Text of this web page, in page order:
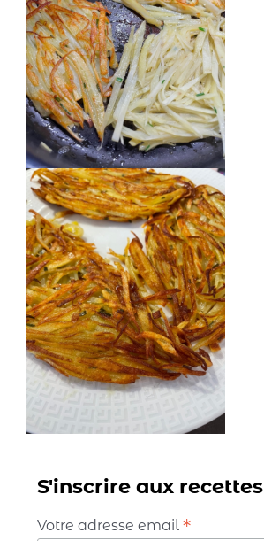
S'inscrire aux recettes
Votre adresse email *